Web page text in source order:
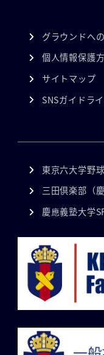
グラウンドへ
個人情報保護
サイトマップ
SNSガイドラ
東京六大学野
三田倶楽部（
慶應義塾大学